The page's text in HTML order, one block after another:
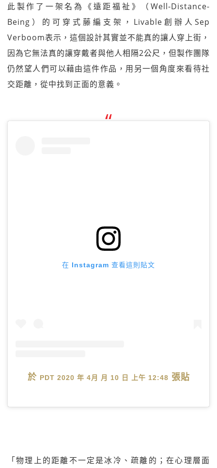
此製作了一架名為《遠距福祉》（Well-Distance-
Being）的可穿式藤編支架，Livable創辦人Sep
Verboom表示，這個設計其實並不能真的讓人穿上街，
因為它無法真的讓穿戴者與他人相隔2公尺，但製作團隊
仍然望人們可以藉由這件作品，用另一個角度來看待社
交距離，從中找到正面的意義。
在 Instagram 查看這則貼文
於 PDT 2020 年 4月 月 10 日 上午 12:48 張貼
「物理上的距離不一定是冰冷、疏離的；在心理層面